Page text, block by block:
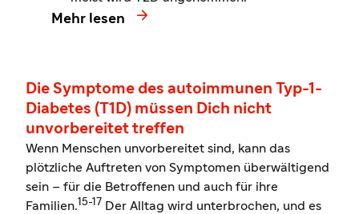
Mehr lesen 
Die Symptome des autoimmunen Typ-1-
Diabetes (T1D) müssen Dich nicht
unvorbereitet treffen
Wenn Menschen unvorbereitet sind, kann das
plötzliche Auftreten von Symptomen überwältigend
sein – für die Betroffenen und auch für ihre
Familien.15-17 Der Alltag wird unterbrochen, und es